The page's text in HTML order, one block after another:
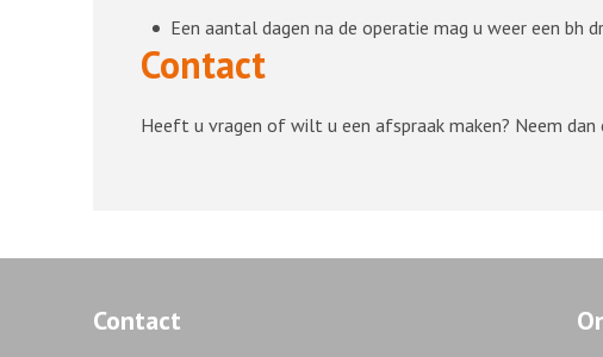
Een aantal dagen na de operatie mag u weer een
Contact
Heeft u vragen of wilt u een afspraak maken? Neem
Contact